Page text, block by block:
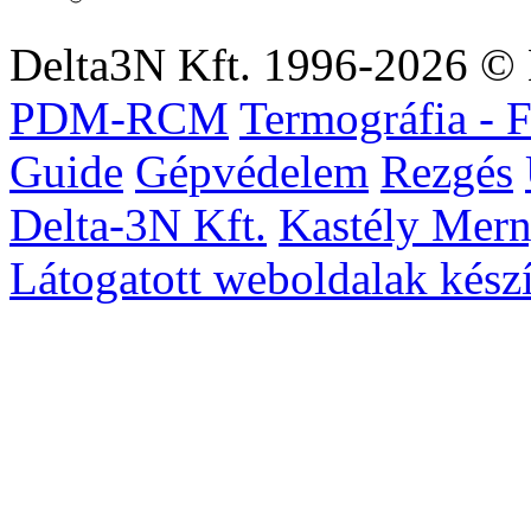
Delta3N Kft. 1996-2026 ©
PDM-RCM Termográfia -
Guide Gépvédelem Rezgés
Delta-3N Kft. Kastély
Látogatott weboldalak